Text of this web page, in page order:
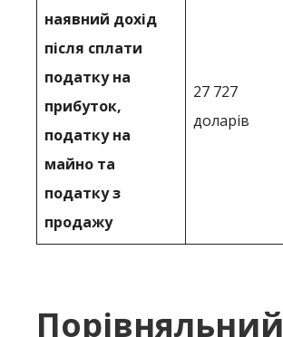
наявний дохід
після сплати
податку на
прибуток,
податку на
майно та
податку з
продажу
27 727
доларів
Порівняльний